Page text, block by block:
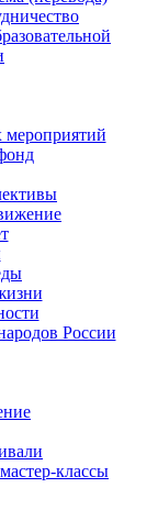
мероприятий
России
классы